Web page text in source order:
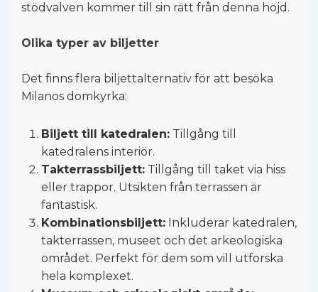
stödvalven kommer till sin rätt från denna höjd.
Olika typer av biljetter
Det finns flera biljettalternativ för att besöka
Milanos domkyrka:
Biljett till katedralen: Tillgång till
katedralens interiör.
Takterrassbiljett: Tillgång till taket via hiss
eller trappor. Utsikten från terrassen är
fantastisk.
Kombinationsbiljett: Inkluderar katedralen,
takterrassen, museet och det arkeologiska
området. Perfekt för dem som vill utforska
hela komplexet.